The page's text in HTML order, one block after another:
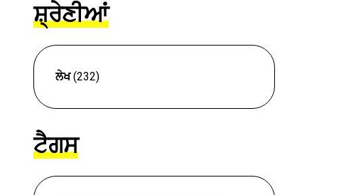
ਸ਼੍ਰੇਣੀਆਂ
ਲੇਖ(232)
ਟੈਗਸ